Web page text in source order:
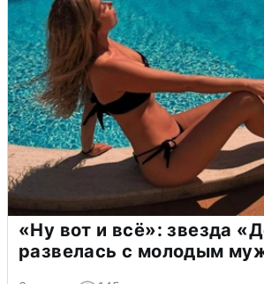
«Ну вот и всё»: звезда
развелась с молодым